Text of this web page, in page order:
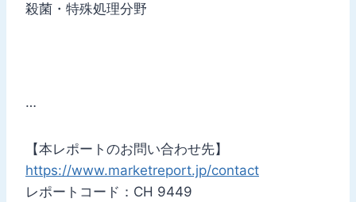
殺菌・特殊処理分野
…
【本レポートのお問い合わせ先】
https://www.marketreport.jp/contact
レポートコード：CH 9449